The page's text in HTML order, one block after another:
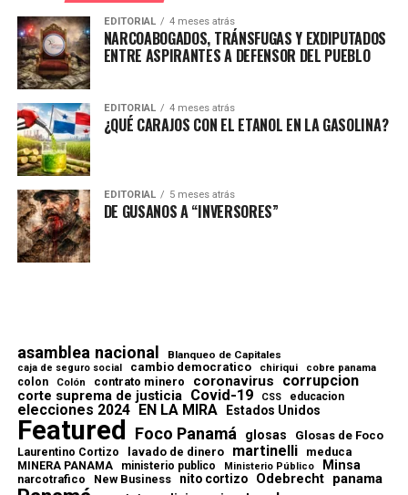
EDITORIAL 4 meses atrás
NARCOABOGADOS, TRÁNSFUGAS Y EXDIPUTADOS
ENTRE ASPIRANTES A DEFENSOR DEL PUEBLO
EDITORIAL 4 meses atrás
¿QUÉ CARAJOS CON EL ETANOL EN LA GASOLINA?
EDITORIAL 5 meses atrás
DE GUSANOS A “INVERSORES”
asamblea nacional Blanqueo de Capitales
caja de seguro social cambio democratico chiriqui cobre panama
colon Colón contrato minero coronavirus corrupcion
corte suprema de justicia Covid-19 CSS educacion
elecciones 2024 EN LA MIRA Estados Unidos
Featured Foco Panamá glosas Glosas de Foco
Laurentino Cortizo lavado de dinero martinelli meduca
MINERA PANAMA ministerio publico Ministerio Público Minsa
narcotrafico New Business nito cortizo Odebrecht panama